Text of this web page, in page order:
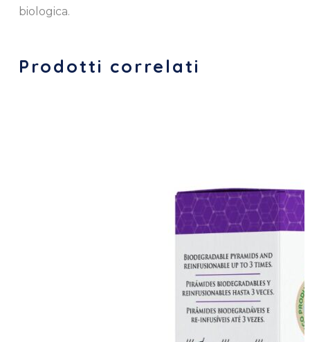
biologica.
Prodotti correlati